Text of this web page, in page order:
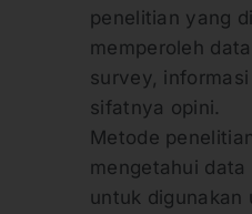
penelitian yang
memperoleh
survey,
sifatnya opini.
Metode
mengetahui
untuk digunakan